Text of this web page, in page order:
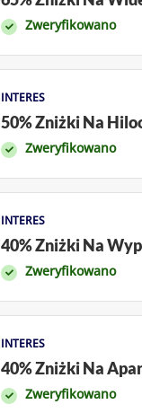
Zweryfikowano
INTERES
50% Zniżki Na
Zweryfikowano
INTERES
40% Zniżki Na
Zweryfikowano
INTERES
40% Zniżki Na
Zweryfikowano